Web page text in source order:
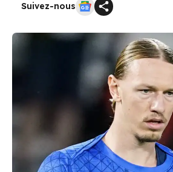
Suivez-nous